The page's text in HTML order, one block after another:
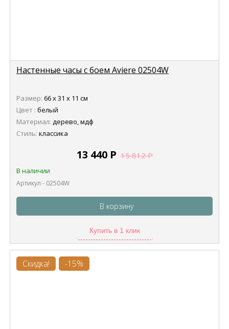
Настенные часы с боем Aviere 02504W
Размер: 66 х 31 х 11 см
Цвет : белый
Материал: дерево, мдф
Стиль: классика
13 440 Р 15 812Р
В наличии
Артикул - 02504W
В корзину
Купить в 1 клик
Скидка! -15%